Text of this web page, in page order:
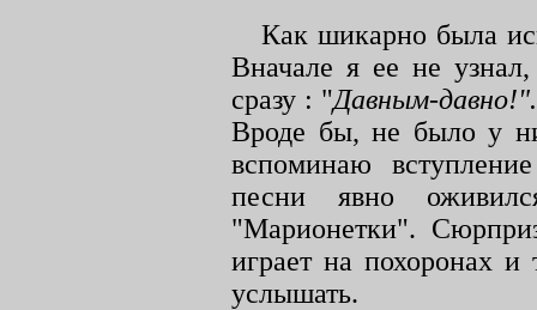
Как шикарно была
Вначале я ее не
сразу : "Давным-
Вроде бы, не было у
вспоминаю
песни явно
"Марионетки".
играет на похоронах
услышать.